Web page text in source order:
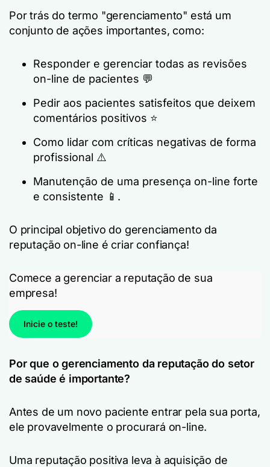
Por trás do termo "gerenciamento" está um
conjunto de ações importantes, como:
Responder e gerenciar todas as revisões
on-line de pacientes 💬
Pedir aos pacientes satisfeitos que deixem
comentários positivos ⭐
Como lidar com críticas negativas de forma
profissional ⚠️
Manutenção de uma presença on-line forte
e consistente 📱.
O principal objetivo do gerenciamento da
reputação on-line é criar confiança!
Comece a gerenciar a reputação de sua
empresa!
Inicie o teste!
Por que o gerenciamento da reputação do setor
de saúde é importante?
Antes de um novo paciente entrar pela sua porta,
ele provavelmente o procurará on-line.
Uma reputação positiva leva à aquisição de